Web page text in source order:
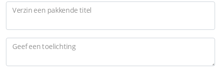
Verzin een pakkende titel
Geef een toelichting